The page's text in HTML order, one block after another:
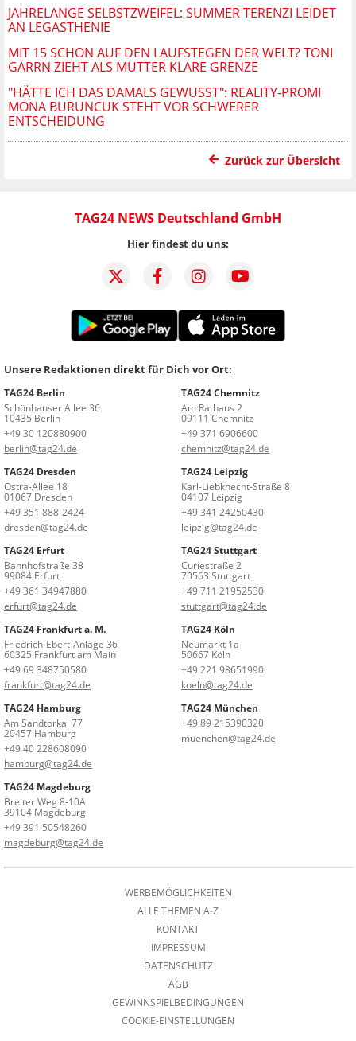
JAHRELANGE SELBSTZWEIFEL: SUMMER TERENZI LEIDET
AN LEGASTHENIE
MIT 15 SCHON AUF DEN LAUFSTEGEN DER WELT? TONI
GARRN ZIEHT ALS MUTTER KLARE GRENZE
"HÄTTE ICH DAS DAMALS GEWUSST": REALITY-PROMI
MONA BURUNCUK STEHT VOR SCHWERER
ENTSCHEIDUNG
Zurück zur Übersicht
TAG24 NEWS Deutschland GmbH
Hier findest du uns:
Unsere Redaktionen direkt für Dich vor Ort:
TAG24 Berlin
Schönhauser Allee 36
10435 Berlin
+49 30 120880900
berlin@tag24.de
TAG24 Chemnitz
Am Rathaus 2
09111 Chemnitz
+49 371 6906600
chemnitz@tag24.de
TAG24 Dresden
Ostra-Allee 18
01067 Dresden
+49 351 888-2424
dresden@tag24.de
TAG24 Leipzig
Karl-Liebknecht-Straße 8
04107 Leipzig
+49 341 24250430
leipzig@tag24.de
TAG24 Erfurt
Bahnhofstraße 38
99084 Erfurt
+49 361 34947880
erfurt@tag24.de
TAG24 Stuttgart
Curiestraße 2
70563 Stuttgart
+49 711 21952530
stuttgart@tag24.de
TAG24 Frankfurt a. M.
Friedrich-Ebert-Anlage 36
60325 Frankfurt am Main
+49 69 348750580
frankfurt@tag24.de
TAG24 Köln
Neumarkt 1a
50667 Köln
+49 221 98651990
koeln@tag24.de
TAG24 Hamburg
Am Sandtorkai 77
20457 Hamburg
+49 40 228608090
hamburg@tag24.de
TAG24 München
+49 89 215390320
muenchen@tag24.de
TAG24 Magdeburg
Breiter Weg 8-10A
39104 Magdeburg
+49 391 50548260
magdeburg@tag24.de
WERBEMÖGLICHKEITEN
ALLE THEMEN A-Z
KONTAKT
IMPRESSUM
DATENSCHUTZ
AGB
GEWINNSPIELBEDINGUNGEN
COOKIE-EINSTELLUNGEN